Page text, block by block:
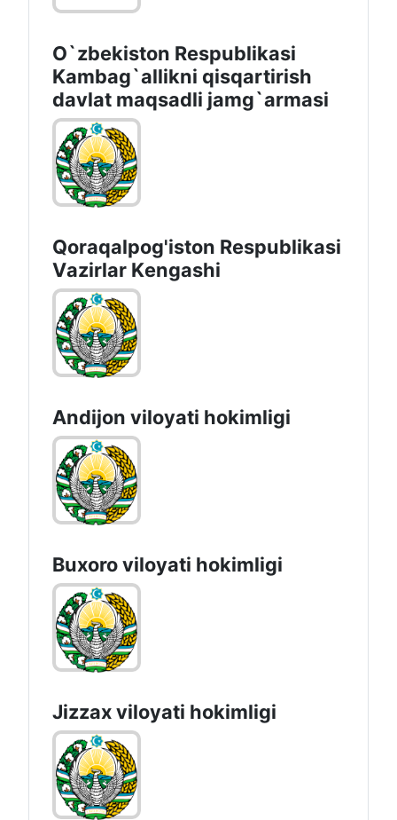
O`zbekiston Respublikasi
Kambag`allikni qisqartirish
davlat maqsadli jamg`armasi
Qoraqalpog'iston Rеspublikаsi
Vаzirlаr Kеngаshi
Andijon vilоyati hоkimligi
Buxoro viloyati hokimligi
Jizzах vilоyati hоkimligi